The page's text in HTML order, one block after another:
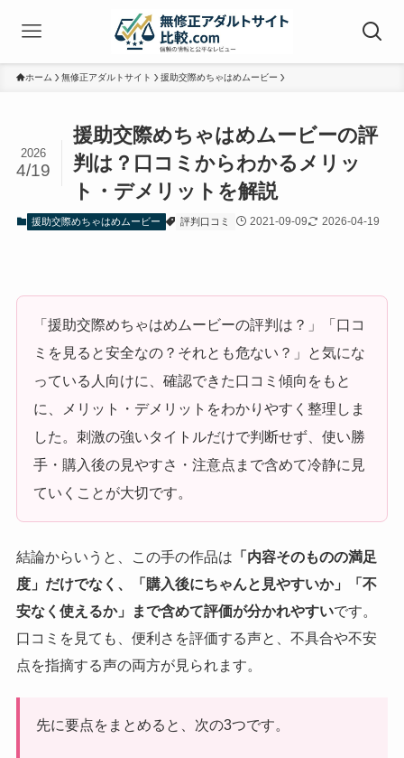
ホーム 無修正アダルトサイト 援助交際めちゃはめムービー
援助交際めちゃはめムービーの評
判は？口コミからわかるメリッ
ト・デメリットを解説
2026
4/19
援助交際めちゃはめムービー 評判口コミ 2021-09-09 2026-04-19
「援助交際めちゃはめムービーの評判は？」「口コ
ミを見ると安全なの？それとも危ない？」と気にな
っている人向けに、確認できた口コミ傾向をもと
に、メリット・デメリットをわかりやすく整理しま
した。刺激の強いタイトルだけで判断せず、使い勝
手・購入後の見やすさ・注意点まで含めて冷静に見
ていくことが大切です。
結論からいうと、この手の作品は 「内容そのものの満足
度」だけでなく、「購入後にちゃんと見やすいか」「不
安なく使えるか」まで含めて評価が分かれやすいです。
口コミを見ても、便利さを評価する声と、不具合や不安
点を指摘する声の両方が見られます。
先に要点をまとめると、次の3つです。